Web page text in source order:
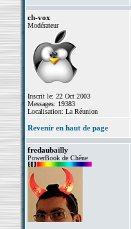
ch-vox
Modérateur
Inscrit le: 22 Oct 2003
Messages: 19383
Localisation: La Réunion
Revenir en haut de page
fredaubailly
PowerBook de Chêne